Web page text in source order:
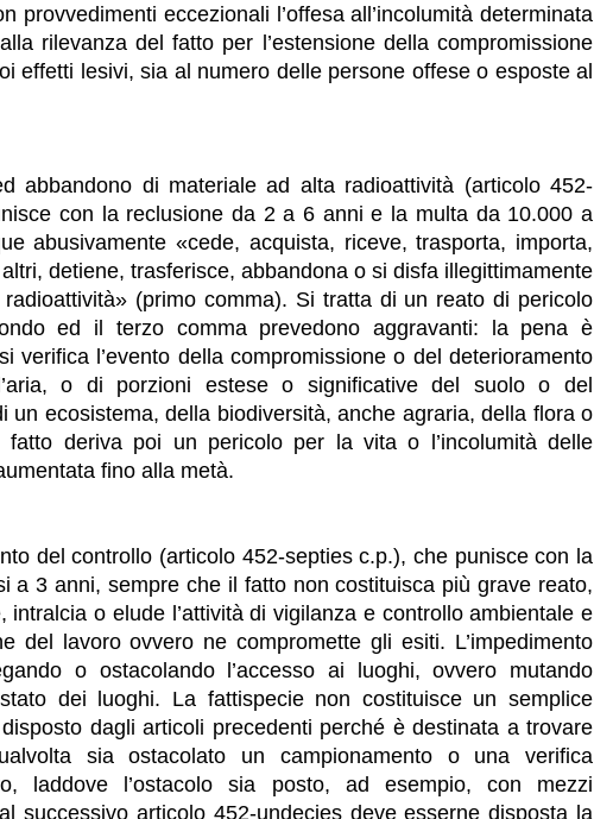
provvedimenti eccezionali l’offesa all’incolumità determinata
rilevanza del fatto per l’estensione della compromissione
effetti lesivi, sia al numero delle persone offese o esposte al
abbandono di materiale ad alta radioattività (articolo 452-
con la reclusione da 2 a 6 anni e la multa da 10.000 a
abusivamente «cede, acquista, riceve, trasporta, importa,
detiene, trasferisce, abbandona o si disfa illegittimamente
(primo comma). Si tratta di un reato di pericolo
ed il terzo comma prevedono aggravanti: la pena è
verifica l’evento della compromissione o del deterioramento
o di porzioni estese o significative del suolo o del
un ecosistema, della biodiversità, anche agraria, della flora o
deriva poi un pericolo per la vita o l’incolumità delle
fino alla metà.
del controllo (articolo 452-septies c.p.), che punisce con la
a 3 anni, sempre che il fatto non costituisca più grave reato,
intralcia o elude l’attività di vigilanza e controllo ambientale e
del lavoro ovvero ne compromette gli esiti. L’impedimento
o ostacolando l’accesso ai luoghi, ovvero mutando
dei luoghi. La fattispecie non costituisce un semplice
dagli articoli precedenti perché è destinata a trovare
sia ostacolato un campionamento o una verifica
laddove l’ostacolo sia posto, ad esempio, con mezzi
successivo articolo 452-undecies deve esserne disposta la